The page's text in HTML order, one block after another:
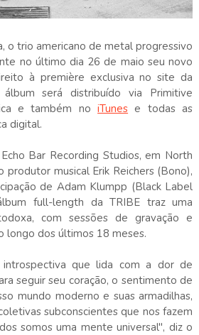
o trio americano de metal progressivo
no último dia 26 de maio seu novo
à première exclusiva no site da
será distribuído via Primitive
e também noiTunes e todas as
digital.
Bar Recording Studios, em North
musical Erik Reichers (Bono),
de Adam Klumpp (Black Label
full-length da TRIBE traz uma
com sessões de gravação e
longo dos últimos 18 meses.
que lida com a dor de
seguir seu coração, o sentimento de
mundo moderno e suas armadilhas,
subconscientes que nos fazem
somos uma mente universal", diz o